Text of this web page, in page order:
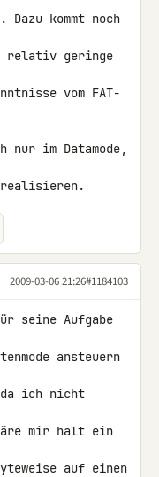
kommt noch
relativ geringe
vom FAT-
nur im Datamode,
realisieren.
2009-03-06 21:26#1184103
seine Aufgabe
ansteuern
ich nicht
mir halt ein
auf einen